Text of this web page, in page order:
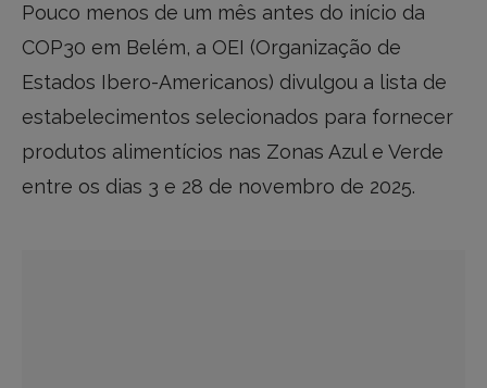
Pouco menos de um mês antes do início da
COP30 em Belém, a OEI (Organização de
Estados Ibero-Americanos) divulgou a lista de
estabelecimentos selecionados para fornecer
produtos alimentícios nas Zonas Azul e Verde
entre os dias 3 e 28 de novembro de 2025.